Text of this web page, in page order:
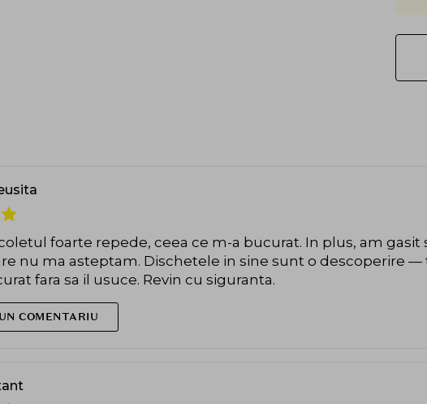
foarte repede, ceea ce m-a bucurat. In plus, am
nu ma asteptam. Dischetele in sine sunt o descoperire —
fara sa il usuce. Revin cu siguranta.
COMENTARIU